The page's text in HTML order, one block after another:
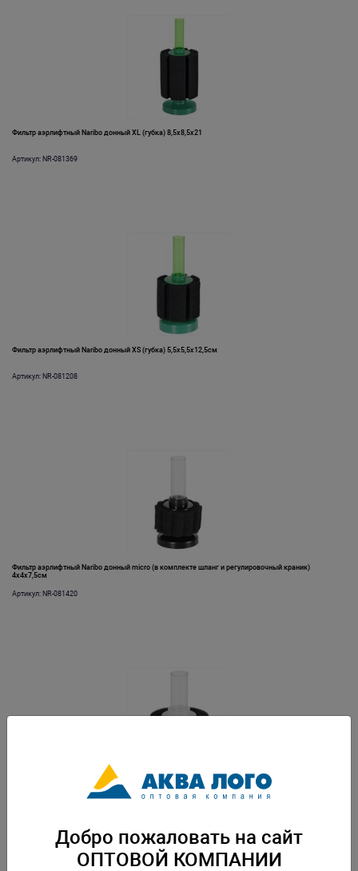
Фильтр аэрлифтный Naribo донный XL (губка) 8,5х8,5х21
Артикул: NR-081369
Фильтр аэрлифтный Naribo донный XS (губка) 5,5х5,5х12,5см
Артикул: NR-081208
Фильтр аэрлифтный Naribo донный micro (в комплекте шланг и регулировочный краник)
4х4х7,5см
Артикул: NR-081420
Фильтр аэрлифтный Naribo донный mini (Губка+био-наполнитель) 5х5х8см
Добро пожаловать на сайт
ОПТОВОЙ КОМПАНИИ